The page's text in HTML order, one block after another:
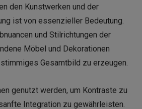
den Kunstwerken und der
ist von essenzieller Bedeutung.
und Stilrichtungen der
Möbel und Dekorationen
Gesamtbild zu erzeugen.
genutzt werden, um Kontraste zu
Integration zu gewährleisten.